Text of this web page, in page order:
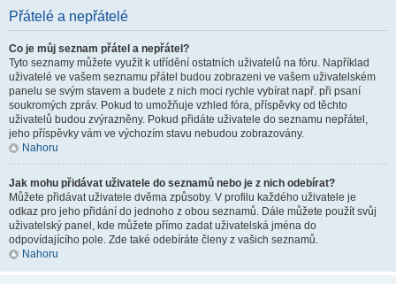
Přátelé a nepřátelé
Co je můj seznam přátel a nepřátel?
Tyto seznamy můžete využít k utřídění ostatních uživatelů na fóru. Například
uživatelé ve vašem seznamu přátel budou zobrazeni ve vašem uživatelském
panelu se svým stavem a budete z nich moci rychle vybírat např. při psaní
soukromých zpráv. Pokud to umožňuje vzhled fóra, příspěvky od těchto
uživatelů budou zvýrazněny. Pokud přidáte uživatele do seznamu nepřátel,
jeho příspěvky vám ve výchozím stavu nebudou zobrazovány.
Nahoru
Jak mohu přidávat uživatele do seznamů nebo je z nich odebírat?
Můžete přidávat uživatele dvěma způsoby. V profilu každého uživatele je
odkaz pro jeho přidání do jednoho z obou seznamů. Dále můžete použít svůj
uživatelský panel, kde můžete přímo zadat uživatelská jména do
odpovídajícího pole. Zde také odebíráte členy z vašich seznamů.
Nahoru